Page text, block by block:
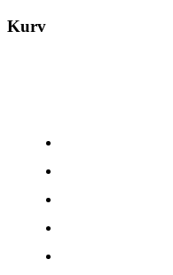
Kurv